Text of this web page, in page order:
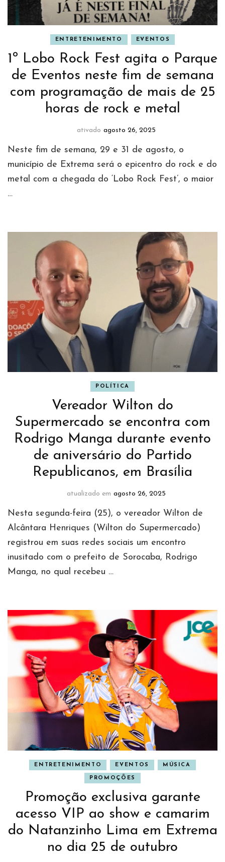
ENTRETENIMENTO EVENTOS
1º Lobo Rock Fest agita o Parque
de Eventos neste fim de semana
com programação de mais de 25
horas de rock e metal
ativado agosto 26, 2025
Neste fim de semana, 29 e 31 de agosto, o
município de Extrema será o epicentro do rock e do
metal com a chegada do ‘Lobo Rock Fest’, o maior
…
POLÍTICA
Vereador Wilton do
Supermercado se encontra com
Rodrigo Manga durante evento
de aniversário do Partido
Republicanos, em Brasília
atualizado em agosto 26, 2025
Nesta segunda-feira (25), o vereador Wilton de
Alcântara Henriques (Wilton do Supermercado)
registrou em suas redes sociais um encontro
inusitado com o prefeito de Sorocaba, Rodrigo
Manga, no qual recebeu …
ENTRETENIMENTO EVENTOS MÚSICA
PROMOÇÕES
Promoção exclusiva garante
acesso VIP ao show e camarim
do Natanzinho Lima em Extrema
no dia 25 de outubro